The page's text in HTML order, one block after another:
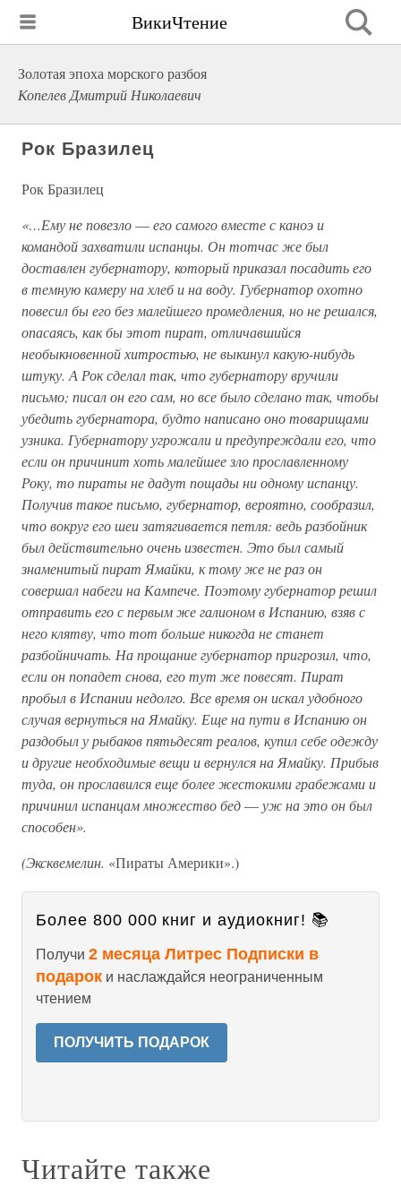
ВикиЧтение
Золотая эпоха морского разбоя
Копелев Дмитрий Николаевич
Рок Бразилец
Рок Бразилец
«…Ему не повезло—его самого вместе с каноэ и
командой захватили испанцы. Он тотчас же был
доставлен губернатору, который приказал посадить его
в темную камеру на хлеб и на воду. Губернатор охотно
повесил бы его без малейшего промедления, но не решался,
опасаясь, как бы этот пират, отличавшийся
необыкновенной хитростью, не выкинул какую-нибудь
штуку. А Рок сделал так, что губернатору вручили
письмо; писал он его сам, но все было сделано так, чтобы
убедить губернатора, будто написано оно товарищами
узника. Губернатору угрожали и предупреждали его, что
если он причинит хоть малейшее зло прославленному
Року, то пираты не дадут пощады ни одному испанцу.
Получив такое письмо, губернатор, вероятно, сообразил,
что вокруг его шеи затягивается петля: ведь разбойник
был действительно очень известен. Это был самый
знаменитый пират Ямайки, к тому же не раз он
совершал набеги на Кампече. Поэтому губернатор решил
отправить его с первым же галионом в Испанию, взяв с
него клятву, что тот больше никогда не станет
разбойничать. На прощание губернатор пригрозил, что,
если он попадет снова, его тут же повесят. Пират
пробыл в Испании недолго. Все время он искал удобного
случая вернуться на Ямайку. Еще на пути в Испанию он
раздобыл у рыбаков пятьдесят реалов, купил себе одежду
и другие необходимые вещи и вернулся на Ямайку. Прибыв
туда, он прославился еще более жестокими грабежами и
причинил испанцам множество бед—уж на это он был
способен».
(Эксквемелин. «Пираты Америки».)
Более 800 000 книг и аудиокниг! 📚
Получи 2 месяца Литрес Подписки в
подарок и наслаждайся неограниченным
чтением
ПОЛУЧИТЬ ПОДАРОК
Читайте также